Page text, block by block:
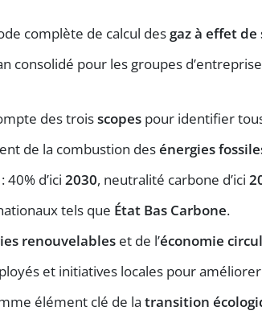
complète de calcul des gaz à effet de
consolidé pour les groupes
des troisscopes pour identifier
de la combustion desénergies
d’ici 2030, neutralité carbone d’ici
tels que État Bas Carbone.
renouvelables et de l’économie
et initiatives locales pour
élément clé de la transition